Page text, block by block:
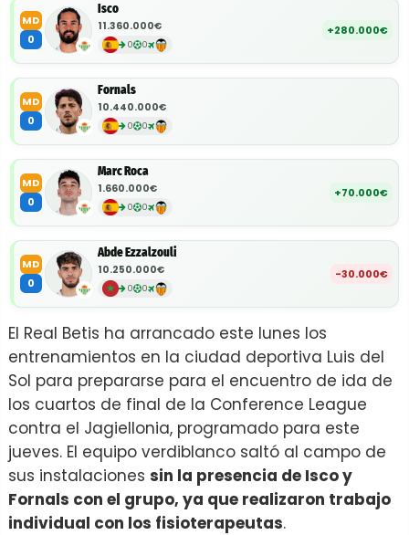
MD
0
Isco
11.360.000€
0 0
+280.000€
MD
0
Fornals
10.440.000€
0 0
MD
0
Marc Roca
1.660.000€
0 0
+70.000€
MD
0
Abde Ezzalzouli
10.250.000€
0 0
-30.000€
El Real Betis ha arrancado este lunes los
entrenamientos en la ciudad deportiva Luis del
Sol para prepararse para el encuentro de ida de
los cuartos de final de la Conference League
contra el Jagiellonia, programado para este
jueves. El equipo verdiblanco saltó al campo de
sus instalaciones sin la presencia de Isco y
Fornals con el grupo, ya que realizaron trabajo
individual con los fisioterapeutas.